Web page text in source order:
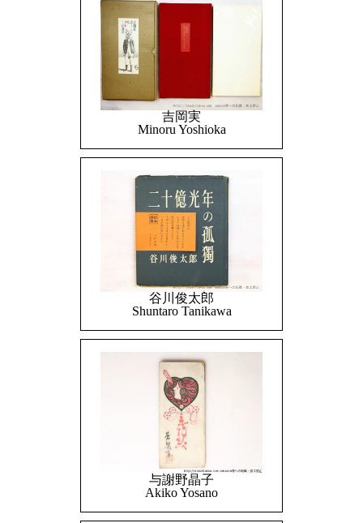
吉岡実
Minoru Yoshioka
谷川俊太郎
Shuntaro Tanikawa
与謝野晶子
Akiko Yosano